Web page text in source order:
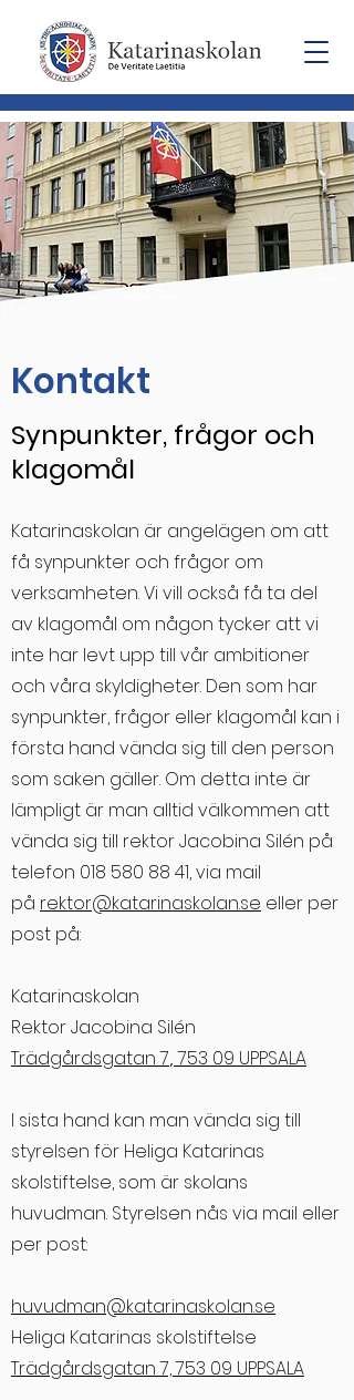
Kontakt
Synpunkter, frågor och
klagomål
Katarinaskolan är angelägen om att
få synpunkter och frågor om
verksamheten. Vi vill också få ta del
av klagomål om någon tycker att vi
inte har levt upp till vår ambitioner
och våra skyldigheter. Den som har
synpunkter, frågor eller klagomål kan i
första hand vända sig till den person
som saken gäller. Om detta inte är
lämpligt är man alltid välkommen att
vända sig till rektor Jacobina Silén på
telefon 018 580 88 41, via mail
på rektor@katarinaskolan.se eller per
post på:
Katarinaskolan
Rektor Jacobina Silén
Trädgårdsgatan 7,753 09 UPPSALA
I sista hand kan man vända sig till
styrelsen för Heliga Katarinas
skolstiftelse, som är skolans
huvudman. Styrelsen nås via mail eller
per post:
huvudman@katarinaskolan.se
Heliga Katarinas skolstiftelse
Trädgårdsgatan 7, 753 09 UPPSALA